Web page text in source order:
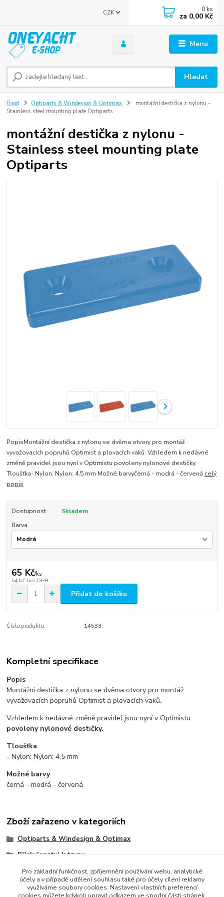
Menu
CZK
Hledat
0 ks
za 0,00 Kč
Úvod Optiparts & Windesign & Optimax
montážní destička z nylonu -
Stainless steel mounting plate Optiparts
montážní destička z nylonu -
Stainless steel mounting plate
Optiparts
PopisMontážní destička z nylonu se dvěma otvory pro montáž
vyvažovacích popruhů Optimist a plovacích vaků. Vzhledem k nedávné
změně pravidel jsou nyní v Optimistu povoleny nylonové destičky.
Tloušťka- Nylon: Nylon: 4,5 mm Možné barvyčerná - modrá - červená celý
popis
Dostupnost
Skladem
Barva
65 Kč/ks
54 Kč bez DPH
Přidat do košíku
Číslo produktu: 14533
Kompletní specifikace
Popis
Montážní destička z nylonu se dvěma otvory pro montáž
vyvažovacích popruhů Optimist a plovacích vaků.
Vzhledem k nedávné změně pravidel jsou nyní v Optimistu
povoleny nylonové destičky.
Tloušťka
- Nylon: Nylon: 4,5 mm
Možné barvy
černá - modrá - červená
Zboží zařazeno v kategoriích
Optiparts & Windesign & Optimax
Příslušenství k trupu
Vaky - Buoyancy bags
Pro základní funkčnost, zpříjemnění používání webu, analytické
účely a v případě udělení souhlasu také pro účely cílení reklamy
využíváme soubory cookies. Nastavení vlastních preferencí